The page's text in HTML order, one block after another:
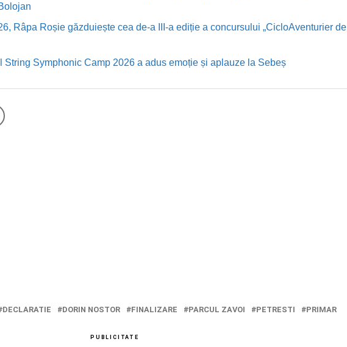
Râpa Roșie găzduiește cea de-a III-a ediție a concursului „CicloAventurier de
String Symphonic Camp 2026 a adus emoție și aplauze la Sebeș
DECLARATIE DORIN NOSTOR FINALIZARE PARCUL ZAVOI PETRESTI PRIMAR
PUBLICITATE